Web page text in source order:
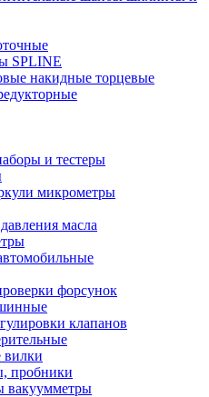
SPLINE
накидные торцевые
и тестеры
микрометры
масла
форсунок
клапанов
вилки
пробники
вакуумметры